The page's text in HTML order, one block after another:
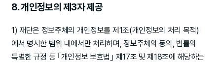
8. 개인정보의 제3자 제공
1) 재단은 정보주체의 개인정보를 제1조(개인정보의 처리 목적)
에서 명시한 범위 내에서만 처리하며, 정보주체의 동의, 법률의
특별한 규정 등 ｢개인정보 보호법｣ 제17조 및 제18조에 해당하는